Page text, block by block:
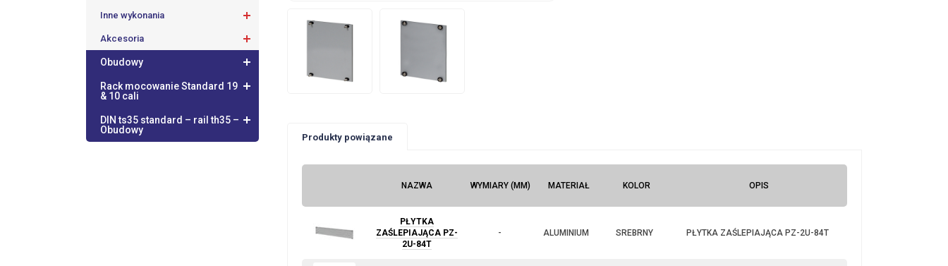
Inne wykonania
Akcesoria
Obudowy
Rack mocowanie Standard 19
& 10 cali
DIN ts35 standard – rail th35 –
Obudowy
Produkty powiązane
NAZWA WYMIARY (MM) MATERIAŁ KOLOR OPIS
PŁYTKA
ZAŚLEPIAJĄCA PZ-
2U-84T
- ALUMINIUM SREBRNY PŁYTKA ZAŚLEPIAJĄCA PZ-2U-84T